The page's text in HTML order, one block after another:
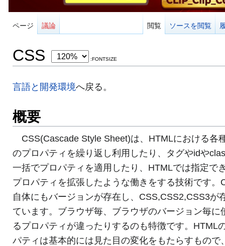
ページ 議論 閲覧 ソースを閲覧
CSS :FONTSIZE
言語と開発環境へ戻る。
概要
CSS(Cascade Style Sheet)は、HTMLにおける各
のプロパティを繰り返し利用したり、タグやidや
一括でプロパティを適用したり、HTMLでは指定で
プロパティを拡張したような働きをする技術です。
自体にもバージョンが存在し、CSS,CSS2,CSS3が
ています。ブラウザ毎、ブラウザのバージョン毎に
るプロパティが違ったりするのも特徴です。HTML
パティは基本的には見た目の変化をもたらすもので